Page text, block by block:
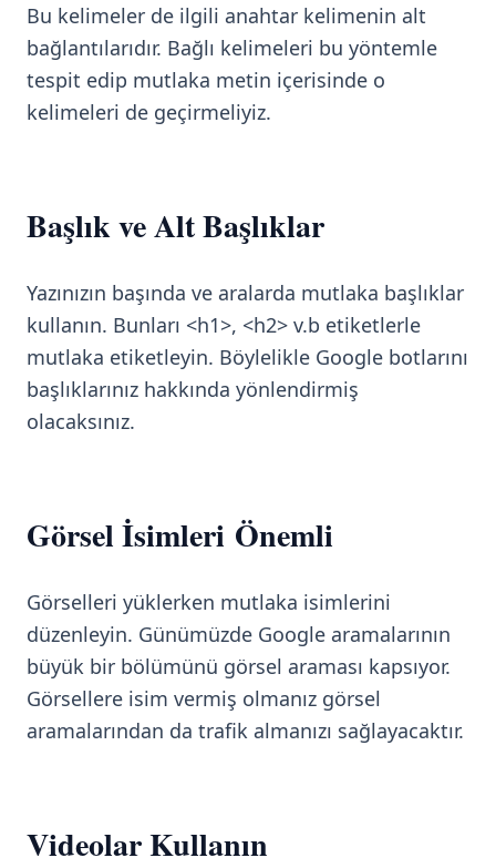
Bu kelimeler de ilgili anahtar kelimenin alt
bağlantılarıdır. Bağlı kelimeleri bu yöntemle
tespit edip mutlaka metin içerisinde o
kelimeleri de geçirmeliyiz.
Başlık ve Alt Başlıklar
Yazınızın başında ve aralarda mutlaka başlıklar
kullanın. Bunları <h1>, <h2> v.b etiketlerle
mutlaka etiketleyin. Böylelikle Google botlarını
başlıklarınız hakkında yönlendirmiş
olacaksınız.
Görsel İsimleri Önemli
Görselleri yüklerken mutlaka isimlerini
düzenleyin. Günümüzde Google aramalarının
büyük bir bölümünü görsel araması kapsıyor.
Görsellere isim vermiş olmanız görsel
aramalarından da trafik almanızı sağlayacaktır.
Videolar Kullanın